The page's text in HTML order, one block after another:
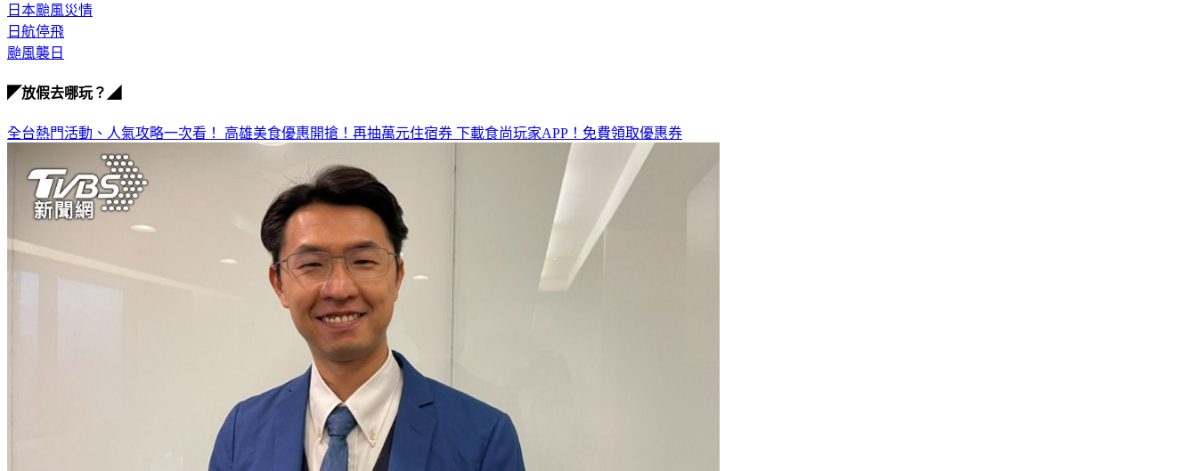
日本颱風災情
日航停飛
颱風襲日
◤放假去哪玩？◢
全台熱門活動、人氣攻略一次看！ 高雄美食優惠開搶！再抽萬元住宿券 下載食尚玩家APP！免費領取優惠券